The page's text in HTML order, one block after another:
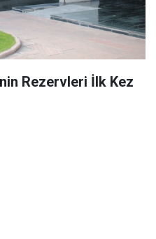
Rezervleri İlk Kez